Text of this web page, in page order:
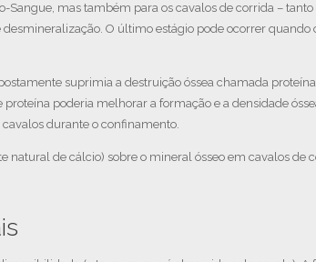
Sangue, mas também para os cavalos de corrida –
O último estágio pode ocorrer quando
suprimia a destruição óssea chamada
poderia melhorar a formação e a densidade
durante o confinamento.
de cálcio) sobre o mineral ósseo em cavalos de